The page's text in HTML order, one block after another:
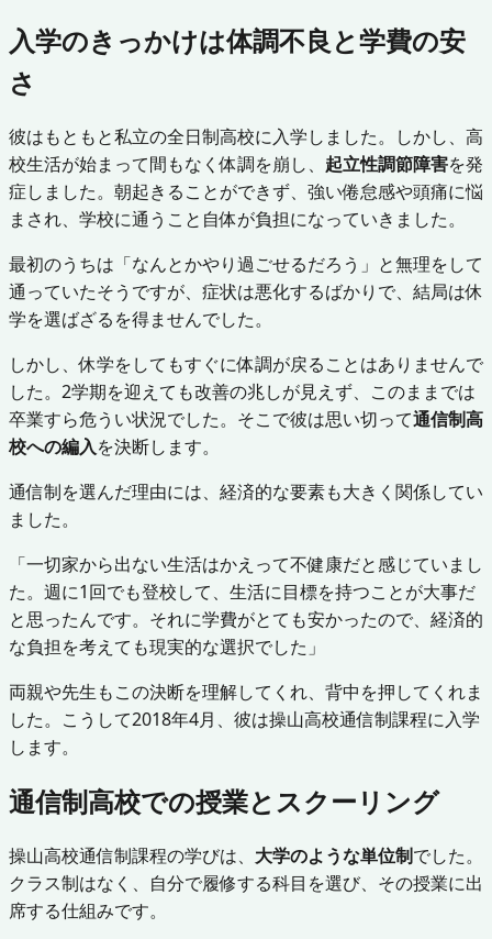
入学のきっかけは体調不良と学費の安
さ
彼はもともと私立の全日制高校に入学しました。しかし、高
校生活が始まって間もなく体調を崩し、 起立性調節障害を発
症しました。朝起きることができず、強い倦怠感や頭痛に悩
まされ、学校に通うこと自体が負担になっていきました。
最初のうちは「なんとかやり過ごせるだろう」と無理をして
通っていたそうですが、症状は悪化するばかりで、結局は休
学を選ばざるを得ませんでした。
しかし、休学をしてもすぐに体調が戻ることはありませんで
した。2学期を迎えても改善の兆しが見えず、このままでは
卒業すら危うい状況でした。そこで彼は思い切って通信制高
校への編入を決断します。
通信制を選んだ理由には、経済的な要素も大きく関係してい
ました。
「一切家から出ない生活はかえって不健康だと感じていまし
た。週に1回でも登校して、生活に目標を持つことが大事だ
と思ったんです。それに学費がとても安かったので、経済的
な負担を考えても現実的な選択でした」
両親や先生もこの決断を理解してくれ、背中を押してくれま
した。こうして2018年4月、彼は操山高校通信制課程に入学
します。
通信制高校での授業とスクーリング
操山高校通信制課程の学びは、 大学のような単位制でした。
クラス制はなく、自分で履修する科目を選び、その授業に出
席する仕組みです。